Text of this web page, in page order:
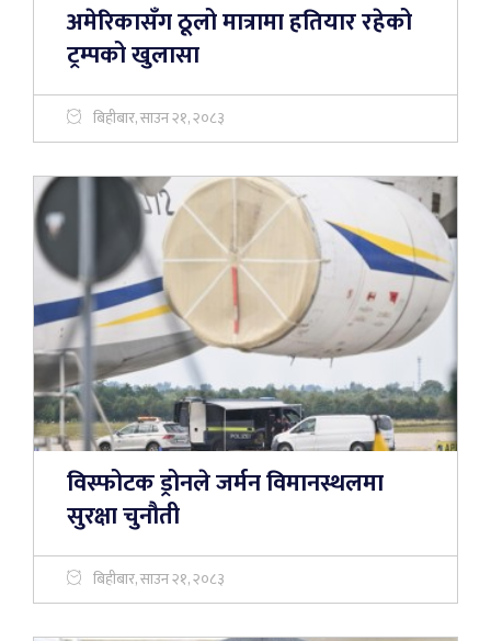
अमेरिकासँग ठूलो मात्रामा हतियार रहेको
ट्रम्पको खुलासा
बिहीबार, साउन २१, २०८३
विस्फोटक ड्रोनले जर्मन विमानस्थलमा
सुरक्षा चुनौती
बिहीबार, साउन २१, २०८३